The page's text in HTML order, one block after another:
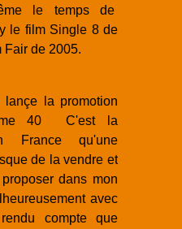
le temps de
le film Single 8 de
Fair de 2005.
la promotion
40 C'est la
France qu'une
de la vendre et
dans mon
avec
compte que